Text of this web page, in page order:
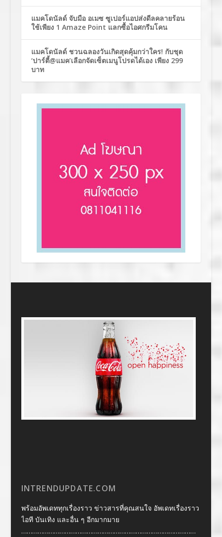
แมคโดนัลด์ จับมือ อเมซ ซูเปอร์แอปส่งดีลคลายร้อน
ใช้เพียง 1 Amaze Point แลกซื้อไอศกรีมโคน
แมคโดนัลด์ ชวนฉลองวันเกิดสุดคุ้มกว่าใคร! กับชุด
‘ปาร์ตี้@แมค’เลือกจัดเซ็ตเมนูโปรดได้เอง เพียง 299
บาท
INTRENDUPDATE.COM
พร้อมอัพเดททุกเรื่องราว ข่าวสารที่คุณสนใจ อัพเดทเรื่องราว
ไอที บันเทิง และอื่น ๆ อีกมากมาย
……………………………………………………………………………………